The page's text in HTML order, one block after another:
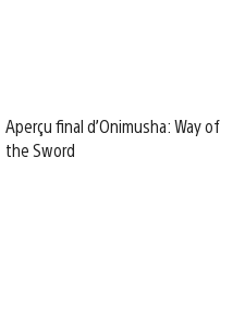
Aperçu final d’Onimusha: Way of
the Sword